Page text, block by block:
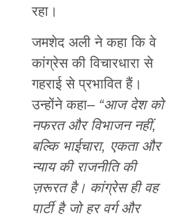
रहा।
जमशेद अली ने कहा कि वे
कांग्रेस की विचारधारा से
गहराई से प्रभावित हैं।
उन्होंने कहा– “आज देश को
नफरत और विभाजन नहीं,
बल्कि भाईचारा, एकता और
न्याय की राजनीति की
ज़रूरत है। कांग्रेस ही वह
पार्टी है जो हर वर्ग और